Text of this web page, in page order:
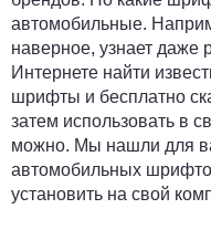
автомобильные.
наверное, узнает даже
Интернете найти
шрифты и бесплатно
затем использовать в
можно. Мы нашли для
автомобильных
установить на свой